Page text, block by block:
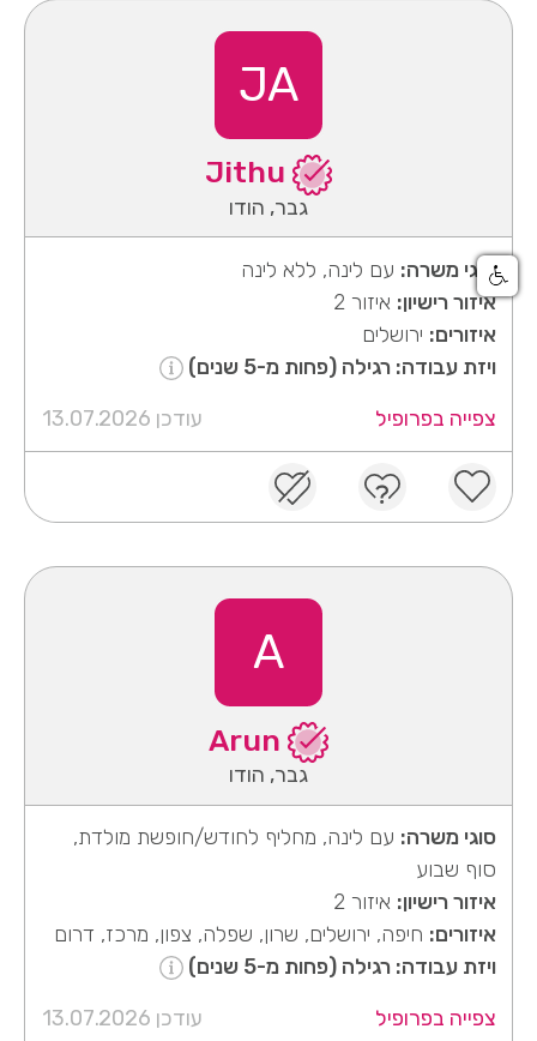
JA
גבר, הודו
סוגי משרה: עם לינה, ללא לינה
איזור רישיון: איזור 2
איזורים: ירושלים
ויזת עבודה: רגילה (פחות מ-5 שנים)
צפייה בפרופיל
עודכן 13.07.2026
A
גבר, הודו
סוגי משרה: עם לינה, מחליף לחודש/חופשת מולדת,
סוף שבוע
איזור רישיון: איזור 2
איזורים: חיפה, ירושלים, שרון, שפלה, צפון, מרכז, דרום
ויזת עבודה: רגילה (פחות מ-5 שנים)
צפייה בפרופיל
עודכן 13.07.2026